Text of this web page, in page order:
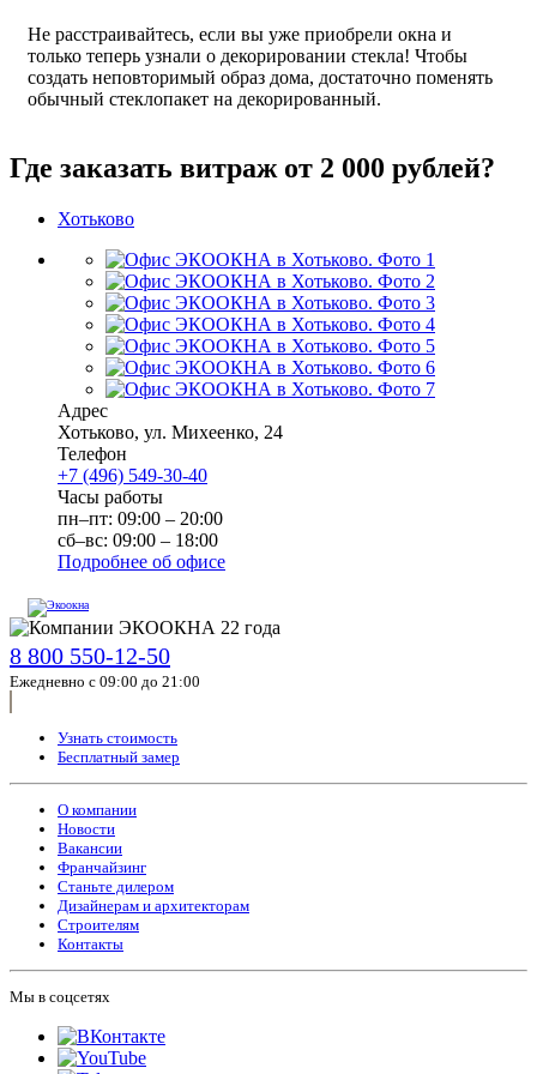
Не расстраивайтесь, если вы уже приобрели окна и
только теперь узнали о декорировании стекла! Чтобы
создать неповторимый образ дома, достаточно поменять
обычный стеклопакет на декорированный.
Где заказать витраж от 2 000 рублей?
Хотьково
Адрес
Хотьково, ул. Михеенко, 24
Телефон
+7 (496) 549-30-40
Часы работы
пн–пт: 09:00 – 20:00
сб–вс: 09:00 – 18:00
Подробнее об офисе
8 800 550-12-50
Ежедневно с 09:00 до 21:00
Узнать стоимость
Бесплатный замер
О компании
Новости
Вакансии
Франчайзинг
Станьте дилером
Дизайнерам и архитекторам
Строителям
Контакты
Мы в соцсетях